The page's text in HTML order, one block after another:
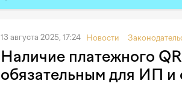
13 августа 2025, 17:24 Новости
Наличие платежного
обязательным для ИП и